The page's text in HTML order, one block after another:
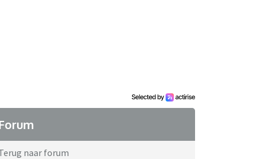
naar forum